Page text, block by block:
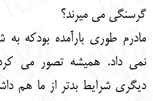
گرسنگی می میرند؟
مادرم طوری بارآمده بودکه
نمی داد. همیشه تصور می
دیگری شرایط بدتر از ما هم